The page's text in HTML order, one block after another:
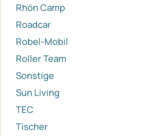
Rhön Camp
Roadcar
Robel-Mobil
Roller Team
Sonstige
Sun Living
TEC
Tischer